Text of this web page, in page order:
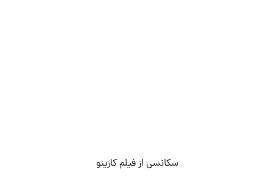
سکانسی از فیلم کازینو